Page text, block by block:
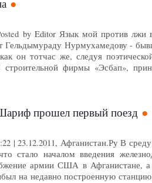
by Editor Язык мой против лжи
Гельдымураду Нурмухамедову -
он тотчас же, следуя
фирмы «Эсбап»,
прошел первый поезд
23.12.2011, Афганистан.Ру В
стало началом введения
армии США в Афганистане, а
на недавно построенную